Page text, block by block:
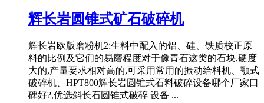
辉长岩圆锥式矿石破碎机
辉长岩欧版磨粉机2:生料中配入的铝、硅、铁质校正原
料的比例及它们的易磨程度对于像青石这类的石块,硬度
大的,产量要求相对高的,可采用常用的振动给料机、颚式
破碎机、HPT800辉长岩圆锥式石料破碎设备哪个厂家口
碑好?,优选斜长石圆锥式破碎 设备 ...